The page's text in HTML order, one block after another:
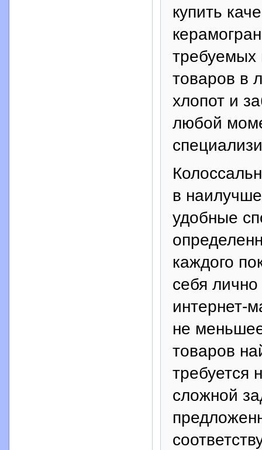
купить
требуемых
товаров в
хлопот и
любой
в
удобные
каждого
себя
интернет-
не
товаров
требуется
сложной